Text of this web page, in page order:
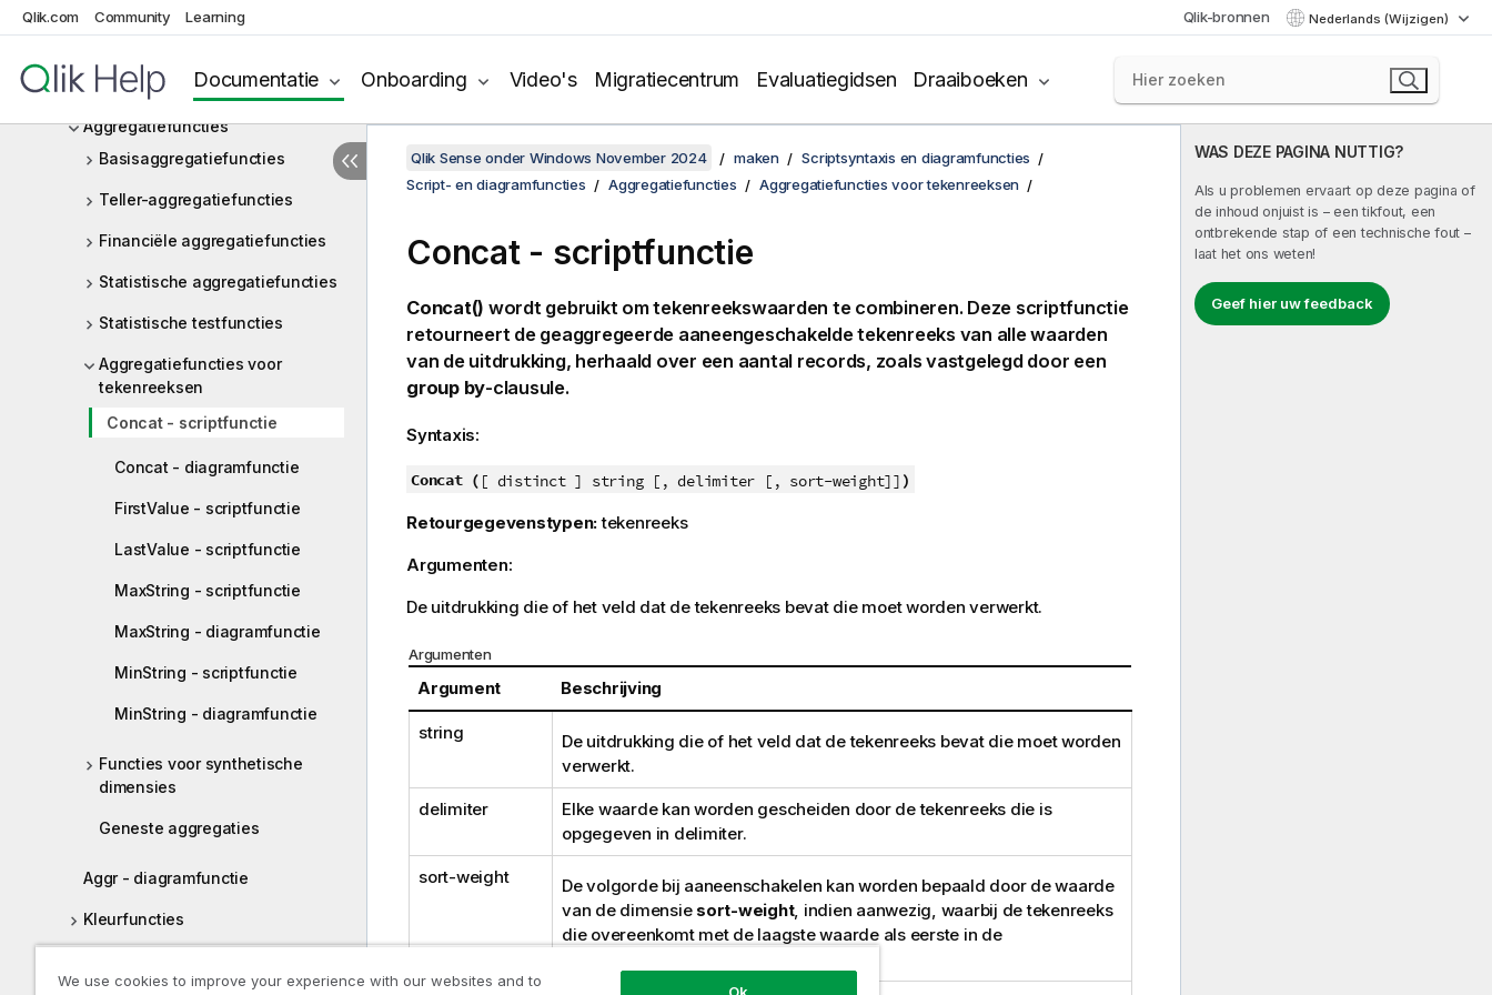
Qlik.com Community Learning Qlik-bronnen Nederlands (Wijzigen)
Documentatie Onboarding Video's Migratiecentrum Evaluatiegidsen Draaiboeken
Diagramuitdrukkingen
Script- en diagramfuncties
Aggregatiefuncties
Basisaggregatiefuncties
Teller-aggregatiefuncties
Financiële aggregatiefuncties
Statistische aggregatiefuncties
Statistische testfuncties
Aggregatiefuncties voor
tekenreeksen
Concat - scriptfunctie
Concat - diagramfunctie
FirstValue - scriptfunctie
LastValue - scriptfunctie
MaxString - scriptfunctie
MaxString - diagramfunctie
MinString - scriptfunctie
MinString - diagramfunctie
Functies voor synthetische
dimensies
Geneste aggregaties
Aggr - diagramfunctie
Kleurfuncties
WAS DEZE PAGINA NUTTIG?
Als u problemen ervaart op deze pagina of
de inhoud onjuist is – een tikfout, een
ontbrekende stap of een technische fout –
laat het ons weten!
Geef hier uw feedback
Qlik Sense onder Windows November 2024 maken
Scriptsyntaxis en diagramfuncties
Script- en diagramfuncties
Aggregatiefuncties Aggregatiefuncties voor tekenreeksen
Concat - scriptfunctie
Concat() wordt gebruikt om tekenreekswaarden te combineren. Deze scriptfunctie
retourneert de geaggregeerde aaneengeschakelde tekenreeks van alle waarden
van de uitdrukking, herhaald over een aantal records, zoals vastgelegd door een
group by-clausule.
Syntaxis:
Concat ( [ distinct ] string [, delimiter [, sort-weight]] )
Retourgegevenstypen:tekenreeks
Argumenten:
De uitdrukking die of het veld dat de tekenreeks bevat die moet worden verwerkt.
Argumenten
Argument Beschrijving
string
De uitdrukking die of het veld dat de tekenreeks bevat die moet worden
verwerkt.
delimiter
Elke waarde kan worden gescheiden door de tekenreeks die is
opgegeven in delimiter.
sort-weight
De volgorde bij aaneenschakelen kan worden bepaald door de waarde
van de dimensie sort-weight, indien aanwezig, waarbij de tekenreeks
die overeenkomt met de laagste waarde als eerste in de
We use cookies to improve your experience with our websites and to